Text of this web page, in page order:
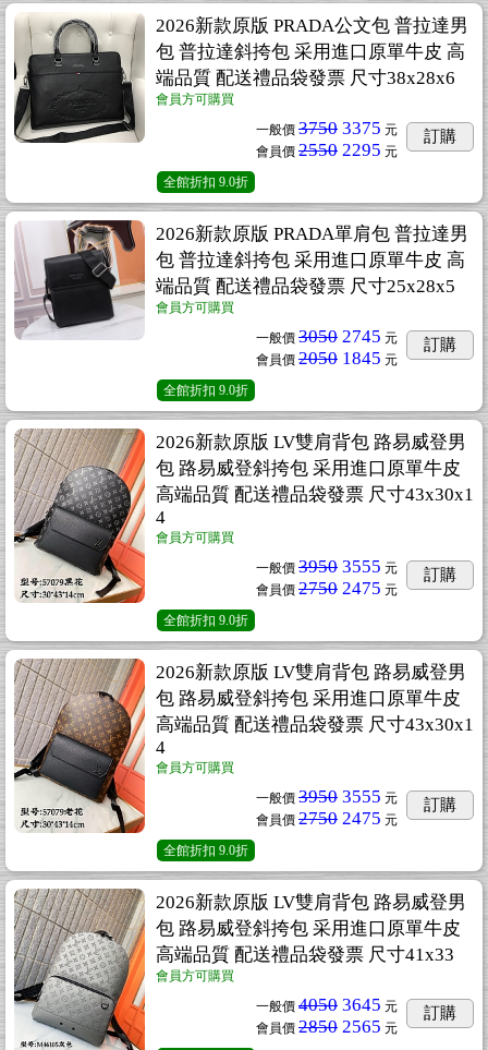
2026新款原版 PRADA公文包 普拉達男
包 普拉達斜挎包 采用進口原單牛皮 高
端品質 配送禮品袋發票 尺寸38x28x6
會員方可購買
一般價 3750 3375 元
會員價 2550 2295 元
訂購
全館折扣 9.0折
2026新款原版 PRADA單肩包 普拉達男
包 普拉達斜挎包 采用進口原單牛皮 高
端品質 配送禮品袋發票 尺寸25x28x5
會員方可購買
一般價 3050 2745 元
會員價 2050 1845 元
訂購
全館折扣 9.0折
2026新款原版 LV雙肩背包 路易威登男
包 路易威登斜挎包 采用進口原單牛皮
高端品質 配送禮品袋發票 尺寸43x30x1
4
會員方可購買
一般價 3950 3555 元
會員價 2750 2475 元
訂購
全館折扣 9.0折
2026新款原版 LV雙肩背包 路易威登男
包 路易威登斜挎包 采用進口原單牛皮
高端品質 配送禮品袋發票 尺寸43x30x1
4
會員方可購買
一般價 3950 3555 元
會員價 2750 2475 元
訂購
全館折扣 9.0折
2026新款原版 LV雙肩背包 路易威登男
包 路易威登斜挎包 采用進口原單牛皮
高端品質 配送禮品袋發票 尺寸41x33
會員方可購買
一般價 4050 3645 元
會員價 2850 2565 元
訂購